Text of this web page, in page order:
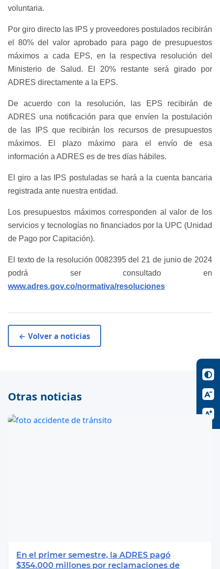
voluntaria.
Por giro directo las IPS y proveedores postulados recibirán
el 80% del valor aprobado para pago de presupuestos
máximos a cada EPS, en la respectiva resolución del
Ministerio de Salud. El 20% restante será girado por
ADRES directamente a la EPS.
De acuerdo con la resolución, las EPS recibirán de
ADRES una notificación para que envíen la postulación
de las IPS que recibirán los recursos de presupuestos
máximos. El plazo máximo para el envío de esa
información a ADRES es de tres días hábiles.
El giro a las IPS postuladas se hará a la cuenta bancaria
registrada ante nuestra entidad.
Los presupuestos máximos corresponden al valor de los
servicios y tecnologías no financiados por la UPC (Unidad
de Pago por Capitación).
El texto de la resolución 0082395 d​el 21 de junio de 2024
podrá ser consultado en
www.adres.gov.co/normativa/resoluciones​
← Volver a noticias
Otras noticias
En el primer semestre, la ADRES pagó
$354.000 millones por reclamaciones de